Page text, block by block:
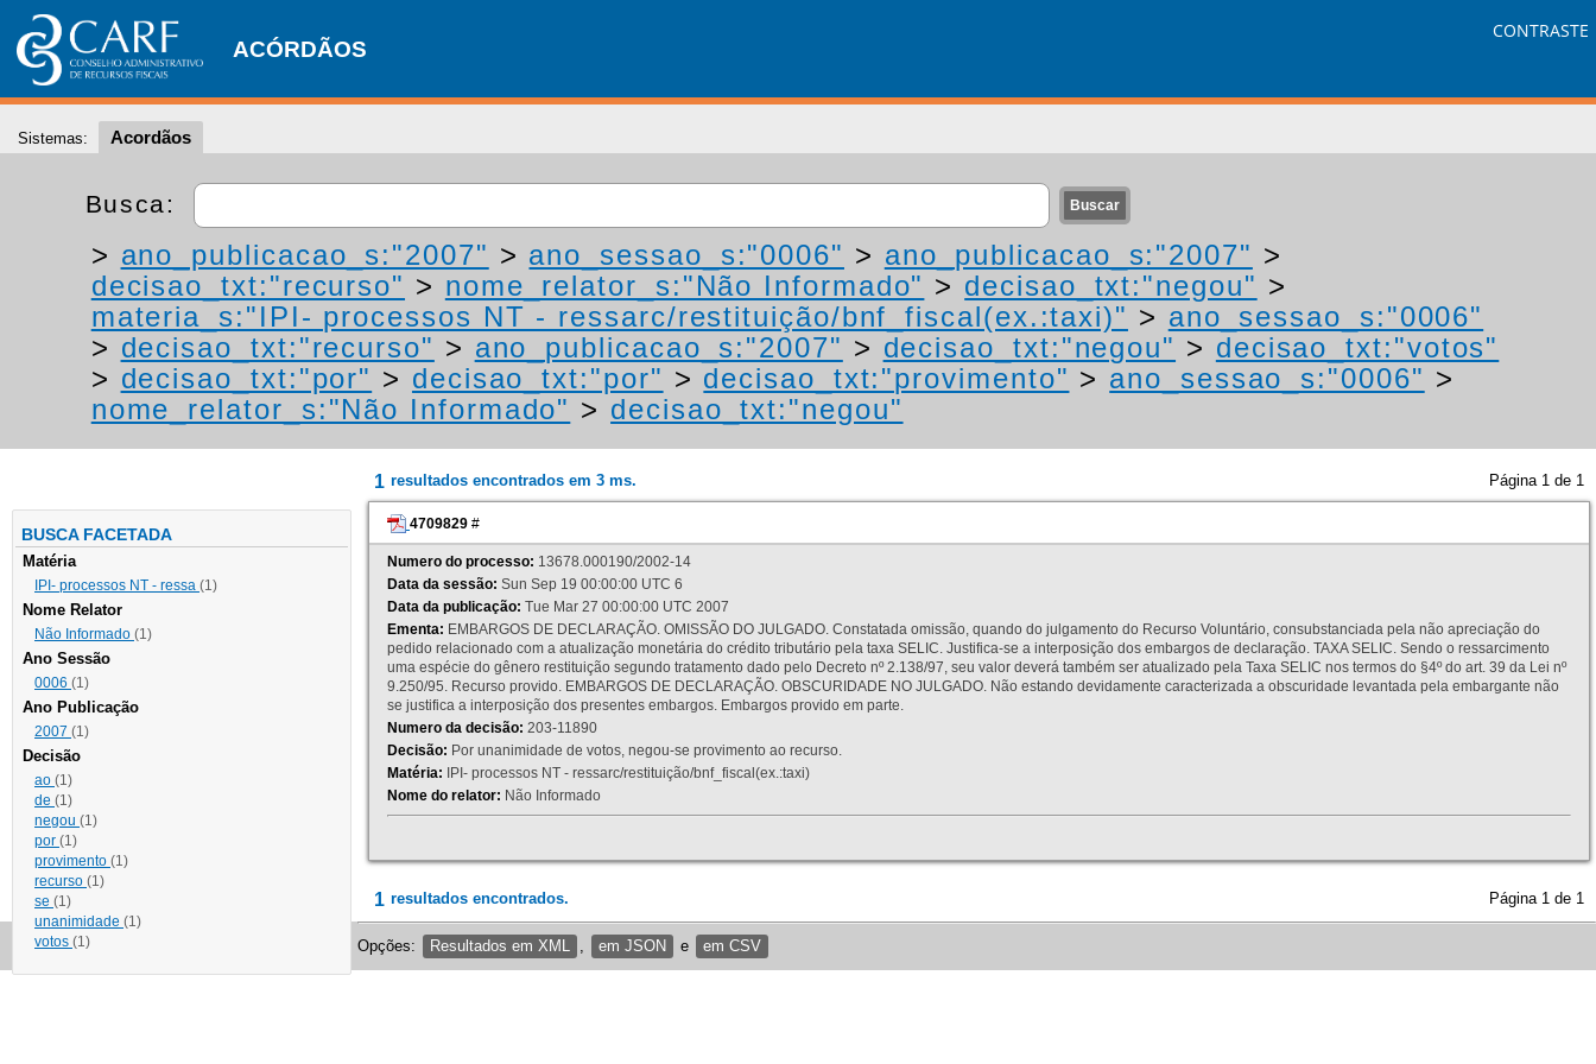
ACÓRDÃOS
CONTRASTE
Sistemas: Acordãos
Busca:
> ano_publicacao_s:"2007" > ano_sessao_s:"0006" > ano_publicacao_s:"2007" >
decisao_txt:"recurso" > nome_relator_s:"Não Informado" > decisao_txt:"negou" >
materia_s:"IPI- processos NT - ressarc/restituição/bnf_fiscal(ex.:taxi)" > ano_sessao_s:"0006"
> decisao_txt:"recurso" > ano_publicacao_s:"2007" > decisao_txt:"negou" > decisao_txt:"votos"
> decisao_txt:"por" > decisao_txt:"por" > decisao_txt:"provimento" > ano_sessao_s:"0006" >
nome_relator_s:"Não Informado" > decisao_txt:"negou"
BUSCA FACETADA
Matéria
IPI- processos NT - ressa (1)
Nome Relator
Não Informado (1)
Ano Sessão
0006 (1)
Ano Publicação
2007 (1)
Decisão
ao (1)
de (1)
negou (1)
por (1)
provimento (1)
recurso (1)
se (1)
unanimidade (1)
votos (1)
1 resultados encontrados em 3 ms. Página 1 de 1
4709829 #
Numero do processo: 13678.000190/2002-14
Data da sessão: Sun Sep 19 00:00:00 UTC 6
Data da publicação: Tue Mar 27 00:00:00 UTC 2007
Ementa: EMBARGOS DE DECLARAÇÃO. OMISSÃO DO JULGADO. Constatada omissão, quando do julgamento do Recurso Voluntário, consubstanciada pela não apreciação do
pedido relacionado com a atualização monetária do crédito tributário pela taxa SELIC. Justifica-se a interposição dos embargos de declaração. TAXA SELIC. Sendo o ressarcimento
uma espécie do gênero restituição segundo tratamento dado pelo Decreto nº 2.138/97, seu valor deverá também ser atualizado pela Taxa SELIC nos termos do §4º do art. 39 da Lei nº
9.250/95. Recurso provido. EMBARGOS DE DECLARAÇÃO. OBSCURIDADE NO JULGADO. Não estando devidamente caracterizada a obscuridade levantada pela embargante não
se justifica a interposição dos presentes embargos. Embargos provido em parte.
Numero da decisão: 203-11890
Decisão: Por unanimidade de votos, negou-se provimento ao recurso.
Matéria: IPI- processos NT - ressarc/restituição/bnf_fiscal(ex.:taxi)
Nome do relator: Não Informado
1 resultados encontrados. Página 1 de 1
Opções: Resultados em XML em JSON e em CSV